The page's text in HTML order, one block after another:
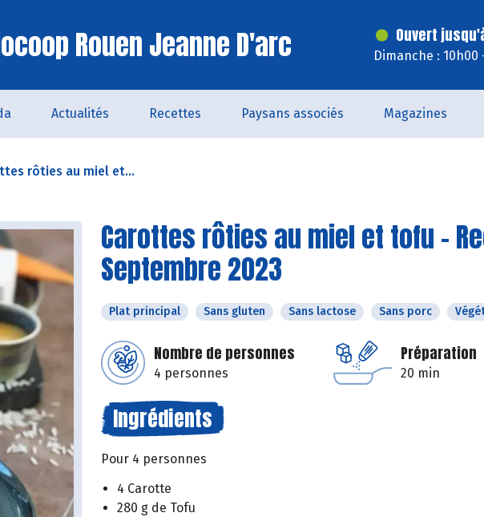
Rouen Jeanne D'arc Ouvert
Dimanche : 10h00
Actualités Recettes Paysans associés Magazines
rôties au miel et...
Carottes rôties au miel et tofu -
Septembre 2023
Plat principal Sans gluten Sans lactose Sans porc
Nombre de personnes
4 personnes
Préparation
20 min
Ingrédients
Pour 4 personnes
4 Carotte
280 g de Tofu